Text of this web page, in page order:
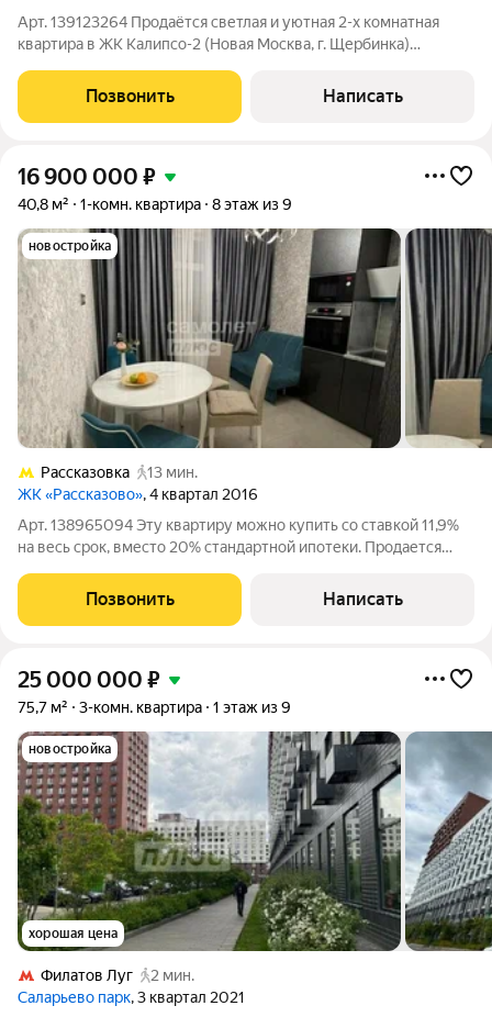
Арт. 139123264 Продаётся светлая и уютная 2-х комнатная
квартира в ЖК Калипсо-2 (Новая Москва, г. Щербинка)
отделанную двухкомнатную квартиру в современном
монолитном доме 2016 года постройки. Жилой
Позвонить Написать
16 900 000 ₽
40,8 м² 1-комн. квартира 8 этаж из 9
новостройка
Рассказовка
13 мин.
ЖК «Рассказово», 4 квартал 2016
Арт. 138965094 Эту квартиру можно купить со ставкой 11,9%
на весь срок, вместо 20% стандартной ипотеки. Продается
современном монолитном доме 2017 года постройки.
Квартира расположена на 8
Позвонить Написать
25 000 000 ₽
75,7 м² 3-комн. квартира 1 этаж из 9
новостройка
хорошая цена
Филатов Луг
2 мин.
Саларьево парк, 3 квартал 2021